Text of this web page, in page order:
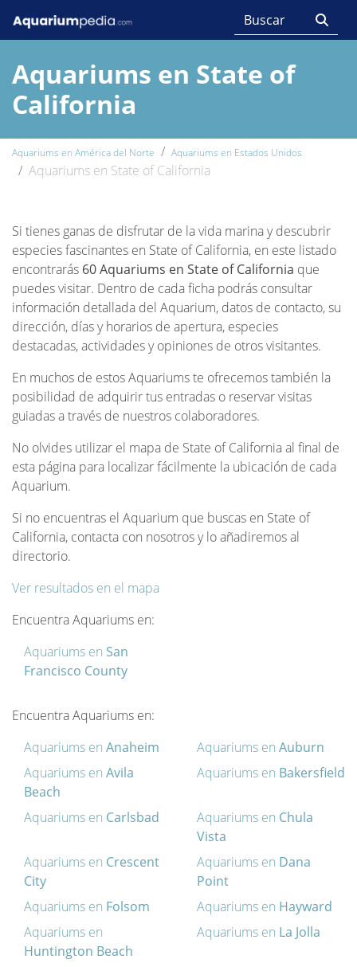
Aquariums en State of
California
Aquariums en América del Norte Aquariums en Estados Unidos
Aquariums en State of California
Si tienes ganas de disfrutar de la vida marina y descubrir
especies fascinantes en State of California, en este listado
encontrarás 60 Aquariums en State of California que
puedes visitar. Dentro de cada ficha podrás consultar
información detallada del Aquarium, datos de contacto, su
dirección, días y horarios de apertura, especies
destacadas, actividades y opiniones de otros visitantes.
En muchos de estos Aquariums te ofrecemos también la
posibilidad de adquirir tus entradas o reservar visitas
guiadas a través de nuestros colaboradores.
No olvides utilizar el mapa de State of California al final de
esta página para localizar fácilmente la ubicación de cada
Aquarium.
Si no encuentras el Aquarium que buscas en State of
California, contacta con nosotros y lo añadiremos al
directorio.
Ver resultados en el mapa
Encuentra Aquariums en:
Aquariums en San
Francisco County
Encuentra Aquariums en:
Aquariums en Anaheim Aquariums en Auburn
Aquariums en Avila
Beach
Aquariums en Bakersfield
Aquariums en Carlsbad Aquariums en Chula
Vista
Aquariums en Crescent
City
Aquariums en Dana
Point
Aquariums en Folsom Aquariums en Hayward
Aquariums en
Huntington Beach
Aquariums en La Jolla